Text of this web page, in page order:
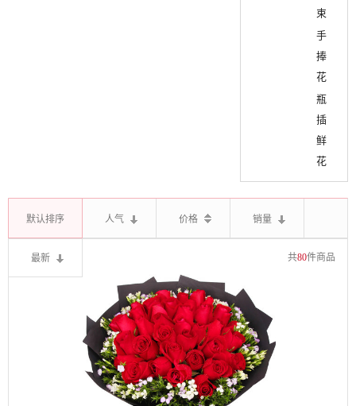
束
手
捧
花
瓶
插
鲜
花
默认排序 人气 价格 销量
最新 共80件商品